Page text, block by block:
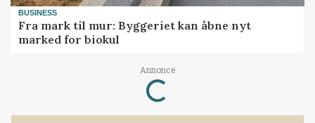
BUSINESS
Fra mark til mur: Byggeriet kan åbne nyt
marked for biokul
Annonce
Loading...